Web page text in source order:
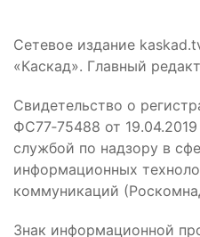
Сетевое издание
«Каскад». Главный
Свидетельство о
ФС77‑75488 от
службой по надзору в
информационных
коммуникаций
Знак информационной